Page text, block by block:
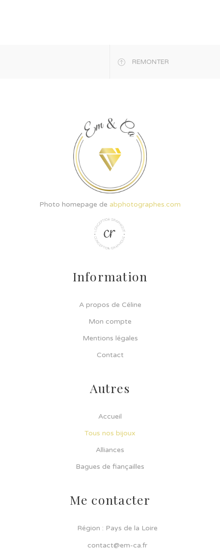
REMONTER
Photo homepage de abphotographes.com
Information
A propos de Céline
Mon compte
Mentions légales
Contact
Autres
Accueil
Tous nos bijoux
Alliances
Bagues de fiançailles
Me contacter
Région : Pays de la Loire
contact@em-ca.fr